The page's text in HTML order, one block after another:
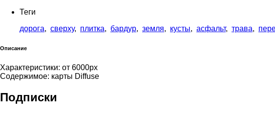
Теги
дорога, сверху, плитка, бардур, земля, кусты, асфальт, трава,
Описание
Характеристики: от 6000px
Содержимое: карты Diffuse
Подписки